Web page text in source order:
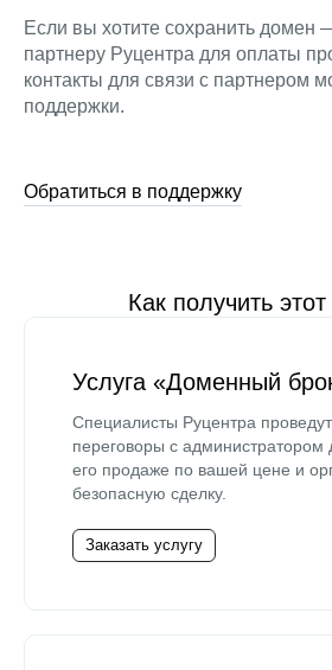
Если вы хотите сохранить домен
партнеру Руцентра для оплаты
контакты для связи с партнером
поддержки.
Обратиться в поддержку
Как получить
Услуга «Доменный
Специалисты Руцентра проведут
переговоры с администратором
его продаже по вашей цене и
безопасную сделку.
Заказать услугу